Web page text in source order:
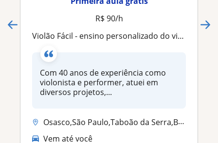
R$ 90/h
Violão Fácil - ensino personalizado do violão
Com 40 anos de experiência como
violonista e performer, atuei em
diversos projetos,...
Osasco,São Paulo,Taboão da Serra,Barueri,Carapicuíba
Vem até você